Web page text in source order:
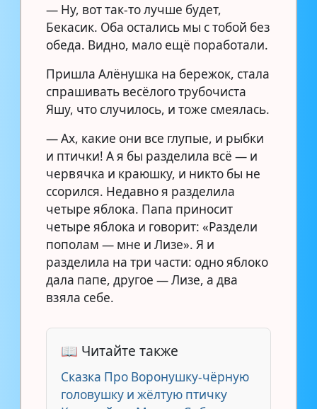
— Ну, вот так-то лучше будет,
Бекасик. Оба остались мы с тобой без
обеда. Видно, мало ещё поработали.
Пришла Алёнушка на бережок, стала
спрашивать весёлого трубочиста
Яшу, что случилось, и тоже смеялась.
— Ах, какие они все глупые, и рыбки
и птички! А я бы разделила всё — и
червячка и краюшку, и никто бы не
ссорился. Недавно я разделила
четыре яблока. Папа приносит
четыре яблока и говорит: «Раздели
пополам — мне и Лизе». Я и
разделила на три части: одно яблоко
дала папе, другое — Лизе, а два
взяла себе.
📖 Читайте также
Сказка Про Воронушку-чёрную
головушку и жёлтую птичку